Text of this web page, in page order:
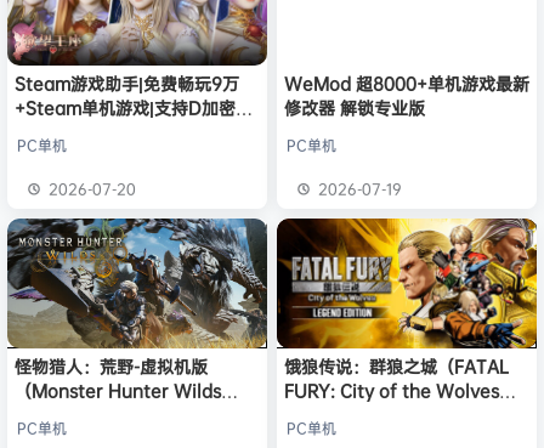
l***g 签到获取
w******g 签到获取
欢迎w******g 加入本站 8月4日
欢迎D****Z 加入本站 5小时前
7小时前
8月6日
Steam游戏助手|免费畅玩9万
+Steam单机游戏|支持D加密以
PC单机
2026-07-20
WeMod 超8000+单机游戏最新
修改器 解锁专业版
PC单机
2026-07-19
怪物猎人：荒野-虚拟机版
（Monster Hunter Wilds
PC单机
饿狼传说：群狼之城（FATAL
FURY: City of the Wolves）
PC单机